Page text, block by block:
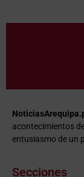
acontecimientos
entusiasmo de un
Secciones